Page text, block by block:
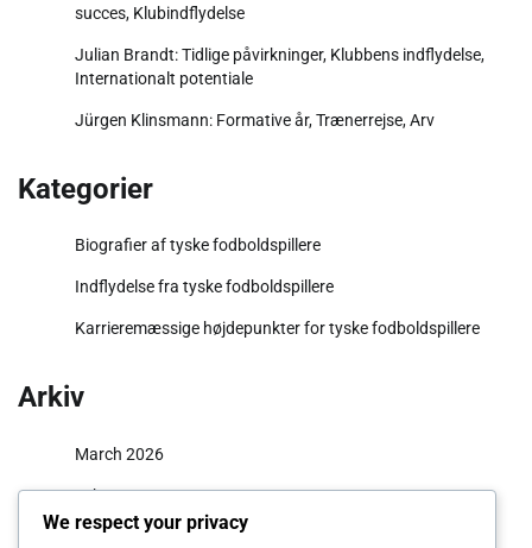
succes, Klubindflydelse
Julian Brandt: Tidlige påvirkninger, Klubbens indflydelse,
Internationalt potentiale
Jürgen Klinsmann: Formative år, Trænerrejse, Arv
Kategorier
Biografier af tyske fodboldspillere
Indflydelse fra tyske fodboldspillere
Karrieremæssige højdepunkter for tyske fodboldspillere
Arkiv
March 2026
February 2026
We respect your privacy